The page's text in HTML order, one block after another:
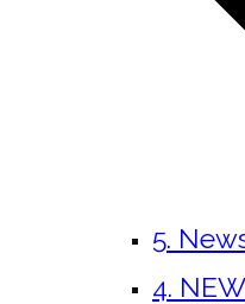
5.
4.